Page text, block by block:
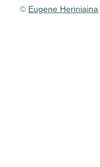
© Eugene Heriniaina